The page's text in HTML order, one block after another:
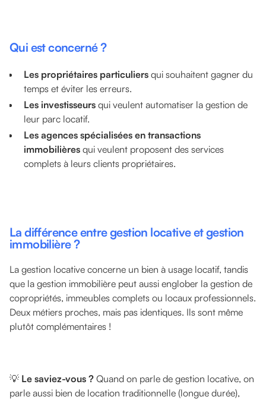
Qui est concerné ?
Les propriétaires particuliers qui souhaitent gagner du
temps et éviter les erreurs.
Les investisseurs qui veulent automatiser la gestion de
leur parc locatif.
Les agences spécialisées en transactions
immobilières qui veulent proposent des services
complets à leurs clients propriétaires.
La différence entre gestion locative et gestion
immobilière ?
La gestion locative concerne un bien à usage locatif, tandis
que la gestion immobilière peut aussi englober la gestion de
copropriétés, immeubles complets ou locaux professionnels.
Deux métiers proches, mais pas identiques. Ils sont même
plutôt complémentaires !
💡 Le saviez-vous ? Quand on parle de gestion locative, on
parle aussi bien de location traditionnelle (longue durée),